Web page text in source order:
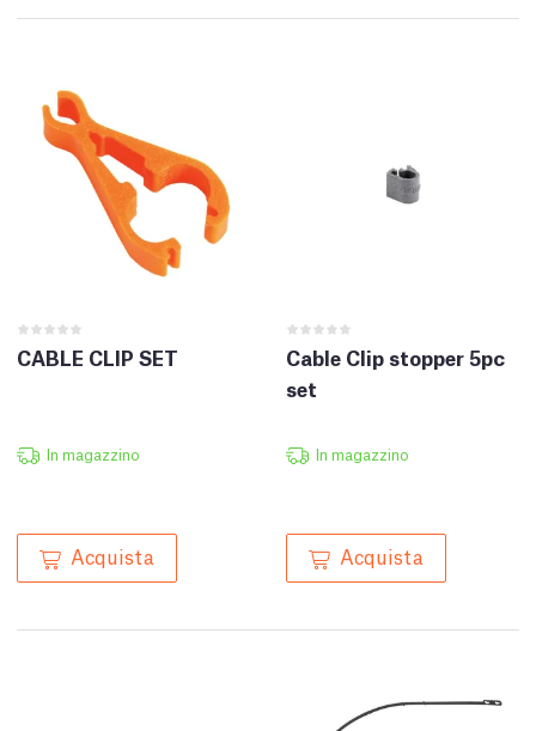
CABLE CLIP SET
In magazzino
Acquista
Cable Clip stopper 5pc
set
In magazzino
Acquista